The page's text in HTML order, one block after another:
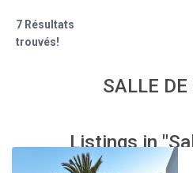
7 Résultats
trouvés!
SALLE DE
Listings in